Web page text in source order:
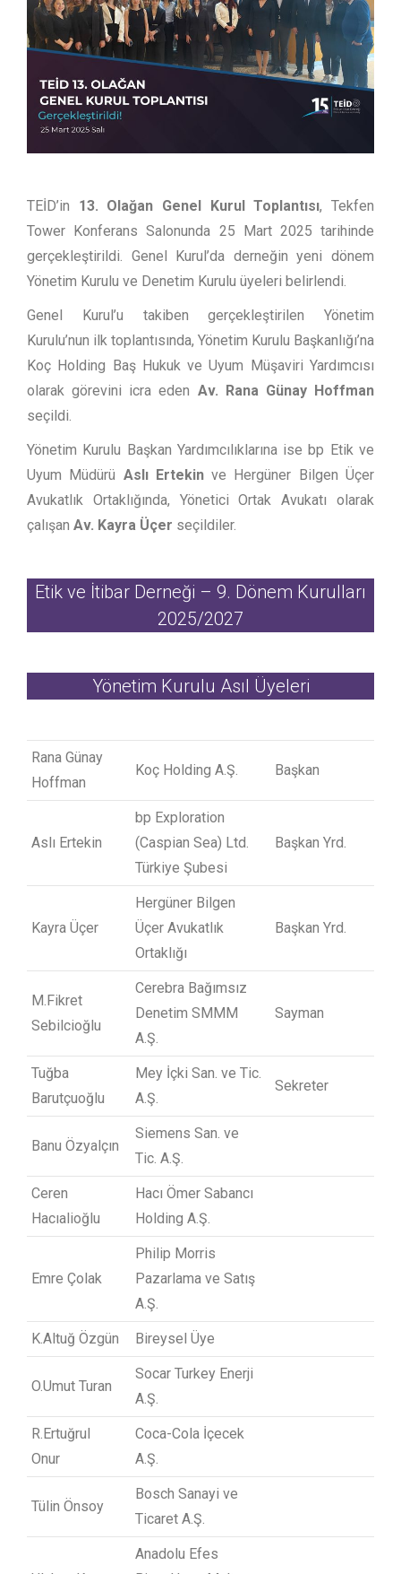
TEİD’in 13. Olağan Genel Kurul Toplantısı, Tekfen
Tower Konferans Salonunda 25 Mart 2025 tarihinde
gerçekleştirildi. Genel Kurul’da derneğin yeni dönem
Yönetim Kurulu ve Denetim Kurulu üyeleri belirlendi.
Genel Kurul’u takiben gerçekleştirilen Yönetim
Kurulu’nun ilk toplantısında, Yönetim Kurulu Başkanlığı’na
Koç Holding Baş Hukuk ve Uyum Müşaviri Yardımcısı
olarak görevini icra eden Av. Rana Günay Hoffman
seçildi.
Yönetim Kurulu Başkan Yardımcılıklarına ise bp Etik ve
Uyum Müdürü Aslı Ertekinve Hergüner Bilgen Üçer
Avukatlık Ortaklığında, Yönetici Ortak Avukatı olarak
çalışan Av. Kayra Üçer seçildiler.
Etik ve İtibar Derneği – 9. Dönem Kurulları
2025/2027
Yönetim Kurulu Asıl Üyeleri
Rana Günay
Hoffman
Koç Holding A.Ş. Başkan
Aslı Ertekin
bp Exploration
(Caspian Sea) Ltd.
Türkiye Şubesi
Başkan Yrd.
Kayra Üçer
Hergüner Bilgen
Üçer Avukatlık
Ortaklığı
Başkan Yrd.
M.Fikret
Sebilcioğlu
Cerebra Bağımsız
Denetim SMMM
A.Ş.
Sayman
Tuğba
Barutçuoğlu
Mey İçki San. ve Tic.
A.Ş.
Sekreter
Banu Özyalçın
Siemens San. ve
Tic. A.Ş.
Ceren
Hacıalioğlu
Hacı Ömer Sabancı
Holding A.Ş.
Emre Çolak
Philip Morris
Pazarlama ve Satış
A.Ş.
K.Altuğ Özgün Bireysel Üye
O.Umut Turan
Socar Turkey Enerji
A.Ş.
R.Ertuğrul
Onur
Coca-Cola İçecek
A.Ş.
Tülin Önsoy
Bosch Sanayi ve
Ticaret A.Ş.
Anadolu Efes